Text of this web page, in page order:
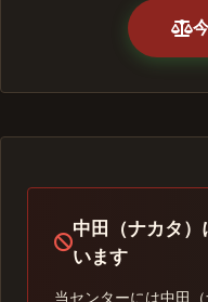
中田（ナカタ
います
当センターには中田